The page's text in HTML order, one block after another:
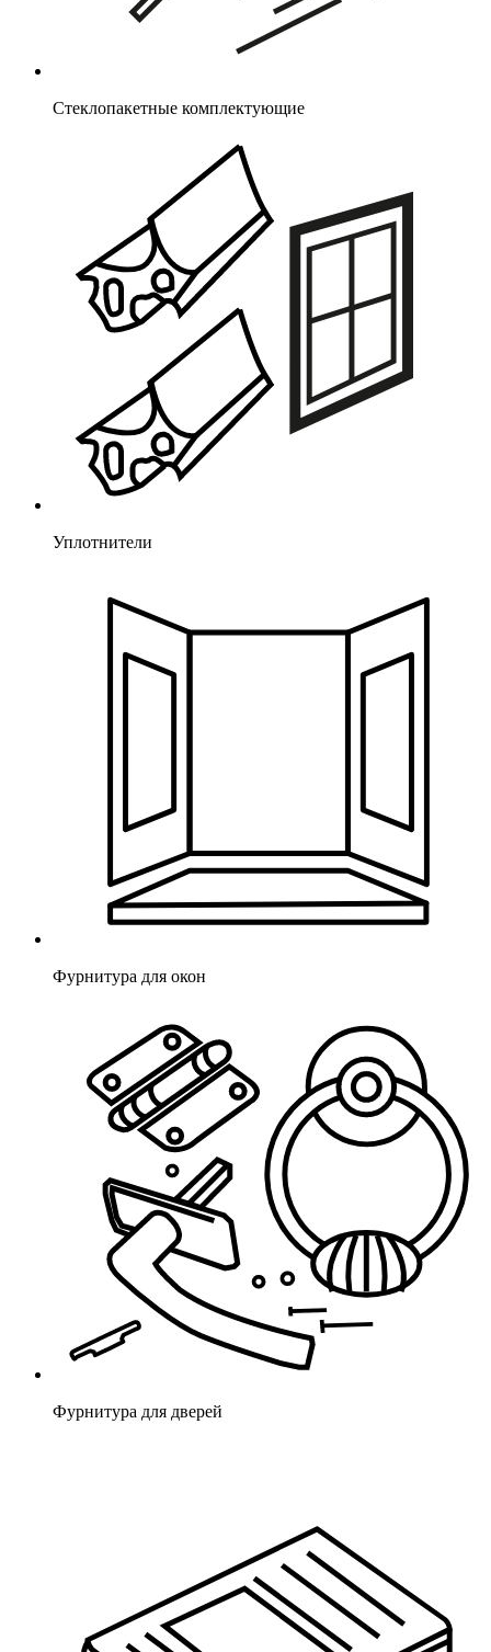
Стеклопакетные комплектующие
Уплотнители
Фурнитура для окон
Фурнитура для дверей